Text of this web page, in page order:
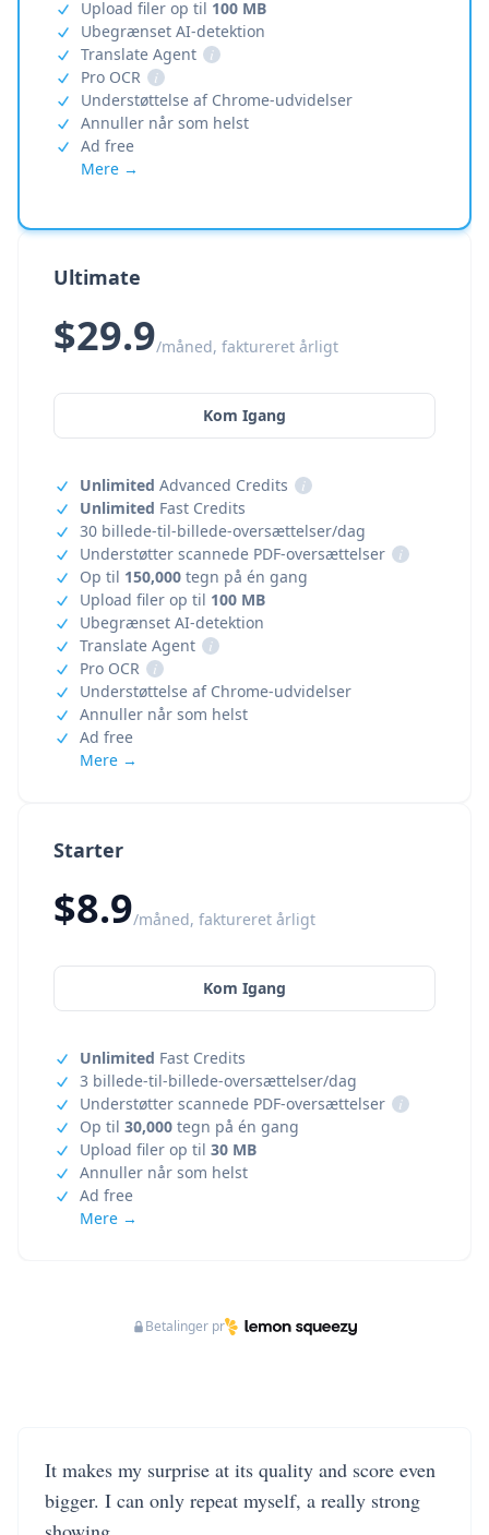
Starter
$8.9/måned, faktureret årligt
Kom Igang
Unlimited Fast Credits
3 billede-til-billede-oversættelser/dag
Understøtter scannede PDF-oversættelser
i
Op til 30,000 tegn på én gang
Upload filer op til 30 MB
Annuller når som helst
Ad free
Mere →
Upload filer op til 100 MB
Ubegrænset AI-detektion
Translate Agent
i
Pro OCR
i
Understøttelse af Chrome-udvidelser
Annuller når som helst
Ad free
Mere →
Ultimate
$29.9/måned, faktureret årligt
Kom Igang
Unlimited Advanced Credits
i
Unlimited Fast Credits
30 billede-til-billede-oversættelser/dag
Understøtter scannede PDF-oversættelser
i
Op til 150,000 tegn på én gang
Upload filer op til 100 MB
Ubegrænset AI-detektion
Translate Agent
i
Pro OCR
i
Understøttelse af Chrome-udvidelser
Annuller når som helst
Ad free
Mere →
Betalinger pr
It makes my surprise at its quality and score even
bigger. I can only repeat myself, a really strong